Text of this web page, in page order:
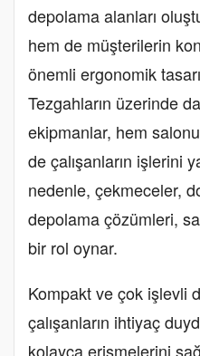
depolama alanları
hem de müşterilerin
önemli ergonomik
Tezgahların üzerinde
ekipmanlar, hem
de çalışanların işlerini
nedenle, çekmeceler,
depolama çözümleri,
bir rol oynar.
Kompakt ve çok işlevli
çalışanların ihtiyaç
kolayca erişmelerini